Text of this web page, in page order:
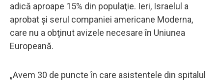
adică aproape 15% din populaţie. Ieri, Israelul a
aprobat şi serul companiei americane Moderna,
care nu a obţinut avizele necesare în Uniunea
Europeană.
„Avem 30 de puncte în care asistentele din spitalul